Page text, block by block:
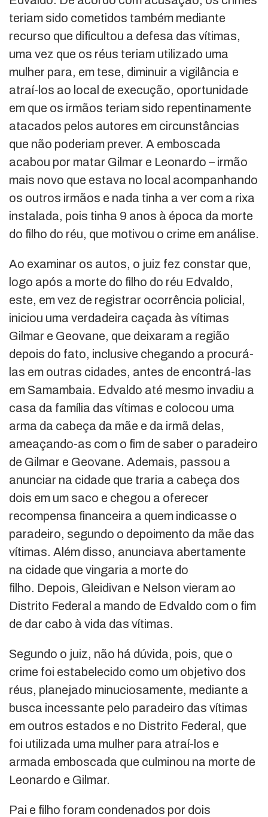
teriam sido cometidos também mediante
recurso que dificultou a defesa das vítimas,
uma vez que os réus teriam utilizado uma
mulher para, em tese, diminuir a vigilância e
atraí-los ao local de execução, oportunidade
em que os irmãos teriam sido repentinamente
atacados pelos autores em circunstâncias
que não poderiam prever. A emboscada
acabou por matar Gilmar e Leonardo – irmão
mais novo que estava no local acompanhando
os outros irmãos e nada tinha a ver com a rixa
instalada, pois tinha 9 anos à época da morte
do filho do réu, que motivou o crime em análise.
Ao examinar os autos, o juiz fez constar que,
logo após a morte do filho do réu Edvaldo,
este, em vez de registrar ocorrência policial,
iniciou uma verdadeira caçada às vítimas
Gilmar e Geovane, que deixaram a região
depois do fato, inclusive chegando a procurá-
las em outras cidades, antes de encontrá-las
em Samambaia. Edvaldo até mesmo invadiu a
casa da família das vítimas e colocou uma
arma da cabeça da mãe e da irmã delas,
ameaçando-as com o fim de saber o paradeiro
de Gilmar e Geovane. Ademais, passou a
anunciar na cidade que traria a cabeça dos
dois em um saco e chegou a oferecer
recompensa financeira a quem indicasse o
paradeiro, segundo o depoimento da mãe das
vítimas. Além disso, anunciava abertamente
na cidade que vingaria a morte do
filho. Depois, Gleidivan e Nelson vieram ao
Distrito Federal a mando de Edvaldo com o fim
de dar cabo à vida das vítimas.
Segundo o juiz, não há dúvida, pois, que o
crime foi estabelecido como um objetivo dos
réus, planejado minuciosamente, mediante a
busca incessante pelo paradeiro das vítimas
em outros estados e no Distrito Federal, que
foi utilizada uma mulher para atraí-los e
armada emboscada que culminou na morte de
Leonardo e Gilmar.
Pai e filho foram condenados por dois